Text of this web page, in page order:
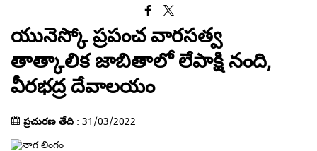
యునెస్కో ప్రపంచ వారసత్వ
తాత్కాలిక జాబితాలో లేపాక్షి నంది,
వీరభద్ర దేవాలయం
ప్రచురణ తేది : 31/03/2022